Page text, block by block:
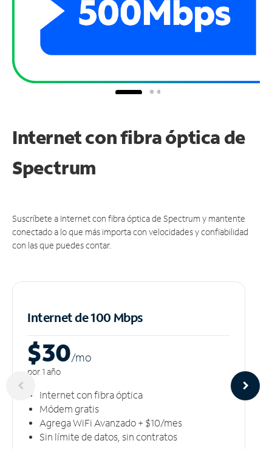
Internet con fibra óptica de
Spectrum
Suscríbete a Internet con fibra óptica de Spectrum y mantente
conectado a lo que más importa con velocidades y confiabilidad
con las que puedes contar.
Internet de 100 Mbps
$30/mo
por 1 año
Internet con fibra óptica
Módem gratis
Agrega WiFi Avanzado + $10/mes
Sin límite de datos, sin contratos